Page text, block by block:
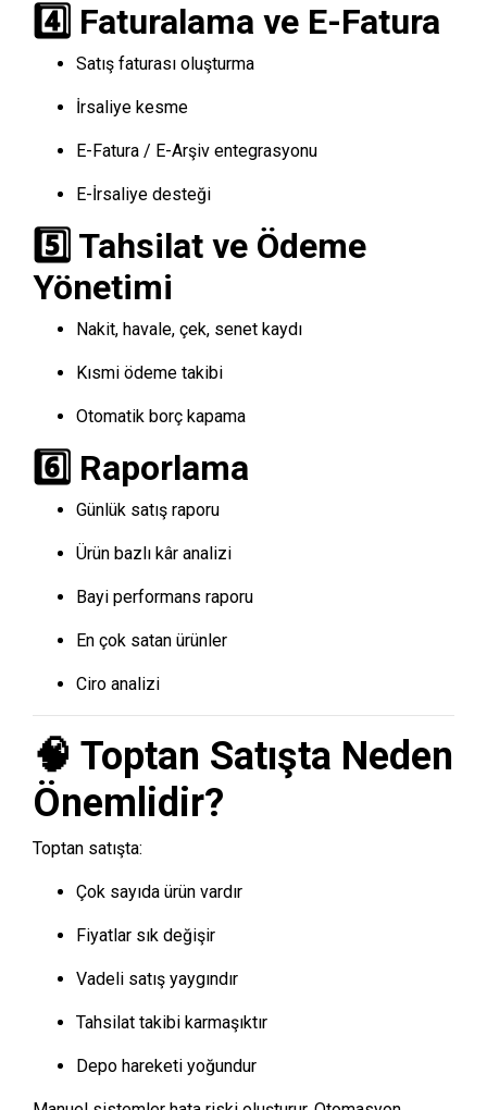
4️⃣ Faturalama ve E-Fatura
Satış faturası oluşturma
İrsaliye kesme
E-Fatura / E-Arşiv entegrasyonu
E-İrsaliye desteği
5️⃣ Tahsilat ve Ödeme
Yönetimi
Nakit, havale, çek, senet kaydı
Kısmi ödeme takibi
Otomatik borç kapama
6️⃣ Raporlama
Günlük satış raporu
Ürün bazlı kâr analizi
Bayi performans raporu
En çok satan ürünler
Ciro analizi
🧠 Toptan Satışta Neden
Önemlidir?
Toptan satışta:
Çok sayıda ürün vardır
Fiyatlar sık değişir
Vadeli satış yaygındır
Tahsilat takibi karmaşıktır
Depo hareketi yoğundur